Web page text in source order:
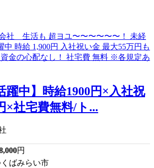
躍中】時給1900円×入社祝
×社宅費無料/ト...
円
ばみらい市